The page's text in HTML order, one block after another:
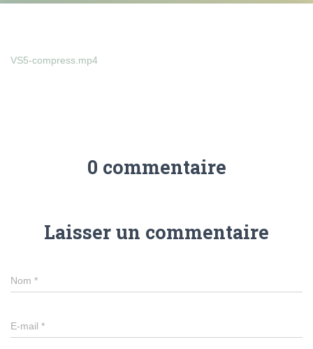
VS5-compress.mp4
0 commentaire
Laisser un commentaire
Nom *
E-mail *